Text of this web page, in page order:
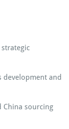
and
China sourcing